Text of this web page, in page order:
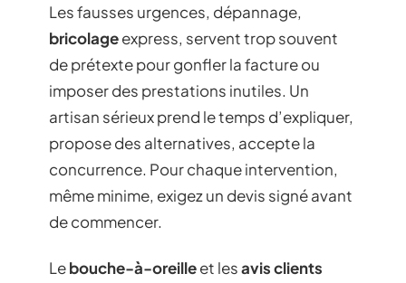
Les fausses urgences, dépannage,
bricolageexpress, servent trop souvent
de prétexte pour gonfler la facture ou
imposer des prestations inutiles. Un
artisan sérieux prend le temps d’expliquer,
propose des alternatives, accepte la
concurrence. Pour chaque intervention,
même minime, exigez un devis signé avant
de commencer.
Lebouche-à-oreilleet lesavis clients